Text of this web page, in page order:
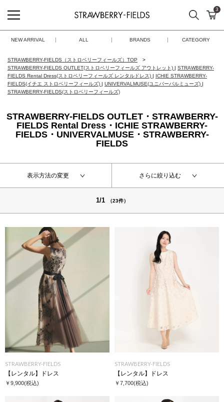
STRAWBERRY-FIELDS
検索 カ
3
NEW ARRIVAL ALL BRANDS CATEGORY
STRAWBERRY-FIELDS（ストロベリーフィールズ）TOP
STRAWBERRY-FIELDS OUTLET(ストロベリーフィールズ アウトレット) | STRAWBERRY-
FIELDS Rental Dress(ストロベリーフィールズ レンタルドレス) | ICHIE STRAWBERRY-
FIELDS(イチエ ストロベリーフィールズ) | UNIVERVALMUSE(ユニバーバルミューズ) |
STRAWBERRY-FIELDS(ストロベリーフィールズ)
STRAWBERRY-FIELDS OUTLET・STRAWBERRY-
FIELDS Rental Dress・ICHIE STRAWBERRY-
FIELDS・UNIVERVALMUSE・STRAWBERRY-
FIELDS
表示方法の変更 さらに絞り込む
1/1 （23件）
STRAWBERRY-FIELDS
【レンタル】ドレス
￥9,900(税込)
STRAWBERRY-FIELDS
【レンタル】ドレス
￥7,700(税込)